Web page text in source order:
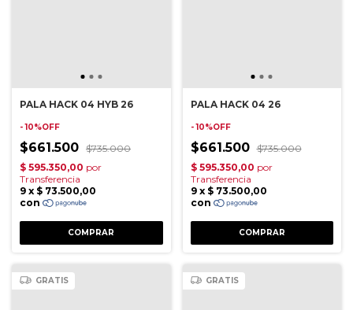
PALA HACK 04 HYB 26
- 10%OFF
$661.500 $735.000
PALA HACK 04 26
- 10%OFF
$661.500 $735.000
GRATIS GRATIS